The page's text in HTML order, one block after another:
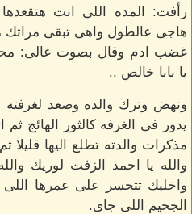
رأفت: المده اللى انت
هاجى عالطول واهى تبقى مراتك
غضب ادم وقال بصوت عالى:
يا بابا خالص ..
ونهض وترك والده وصعد
يدور فى الغرفه كالثور الهائج
مذكرات والدته تطلع اليها
والله يا احمد الزفت لوريك
واخليك تتحسر على عمرها
الجحيم اللى جاى.